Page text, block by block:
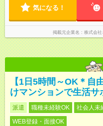
気になる！
掲載元企業名 株式会社
【1日5時間～OK＊自
けマンションで生活サ
派遣 職種未経験OK 社会人未
WEB登録・面接OK